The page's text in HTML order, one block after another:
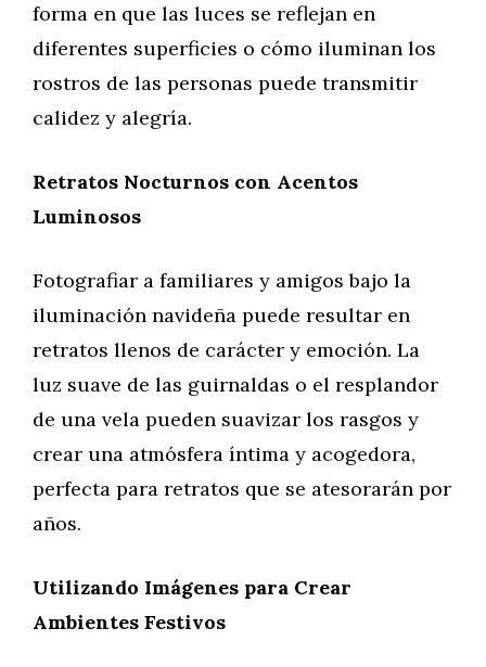
forma en que las luces se reflejan en
diferentes superficies o cómo iluminan los
rostros de las personas puede transmitir
calidez y alegría.
Retratos Nocturnos con Acentos
Luminosos
Fotografiar a familiares y amigos bajo la
iluminación navideña puede resultar en
retratos llenos de carácter y emoción. La
luz suave de las guirnaldas o el resplandor
de una vela pueden suavizar los rasgos y
crear una atmósfera íntima y acogedora,
perfecta para retratos que se atesorarán por
años.
Utilizando Imágenes para Crear
Ambientes Festivos